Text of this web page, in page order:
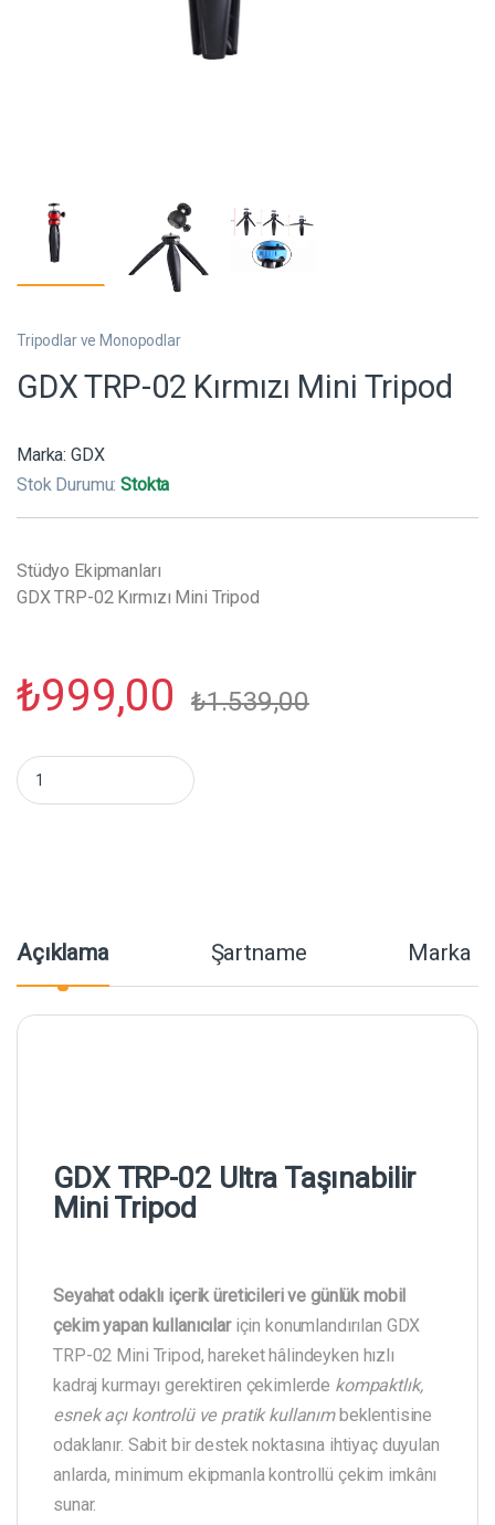
Tripodlar ve Monopodlar
GDX TRP-02 Kırmızı Mini Tripod
Marka: GDX
Stok Durumu:Stokta
Stüdyo Ekipmanları
GDX TRP-02 Kırmızı Mini Tripod
₺999,00 ₺1.539,00
GDX TRP-02 Kırmızı Mini Tripod miktar
Açıklama Şartname Marka
GDX TRP-02 Ultra Taşınabilir
Mini Tripod
Seyahat odaklı içerik üreticileri ve günlük mobil
çekim yapan kullanıcılariçin konumlandırılan GDX
TRP-02 Mini Tripod, hareket hâlindeyken hızlı
kadraj kurmayı gerektiren çekimlerde kompaktlık,
esnek açı kontrolü ve pratik kullanımbeklentisine
odaklanır. Sabit bir destek noktasına ihtiyaç duyulan
anlarda, minimum ekipmanla kontrollü çekim imkânı
sunar.